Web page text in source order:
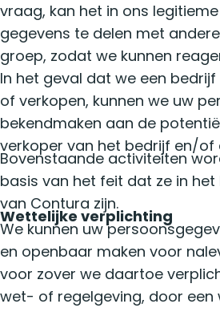
vraag, kan het in ons
gegevens te delen met
groep, zodat we kunnen
In het geval dat we een
of verkopen, kunnen we uw
bekendmaken aan de
verkoper van het bedrijf en/of
Bovenstaande activiteiten
basis van het feit dat ze in
van Contura zijn.
Wettelijke verplichting
We kunnen uw
en openbaar maken voor
voor zover we daartoe
wet- of regelgeving, door